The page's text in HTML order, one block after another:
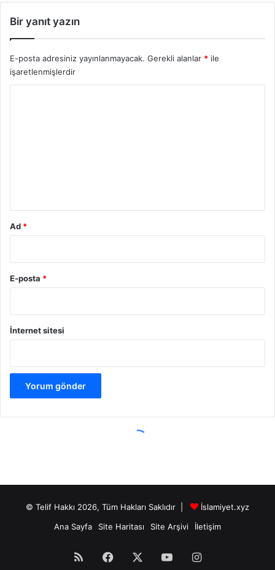
© Telif Hakkı 2026, Tüm Hakları Saklıdır |
İslamiyet.xyz
Ana Sayfa
Site Haritası Site Arşivi İletişim
RSS Facebook YouTubeInstagram